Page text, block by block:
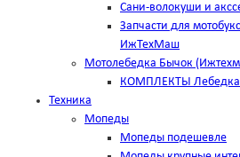
Сани-волокуши и
Запчасти для
ИжТехМаш
Мотолебедка Бычок
КОМПЛЕКТЫ Лебедка
Техника
Мопеды
Мопеды подешевле